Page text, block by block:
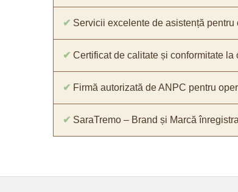
✔ Servicii excelente de asistență pentru
✔ Certificat de calitate și conformitate la
✔ Firmă autorizată de ANPC pentru
✔ SaraTremo – Brand și Marcă